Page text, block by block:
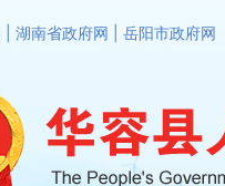
湖南省政府网 岳阳市政府网